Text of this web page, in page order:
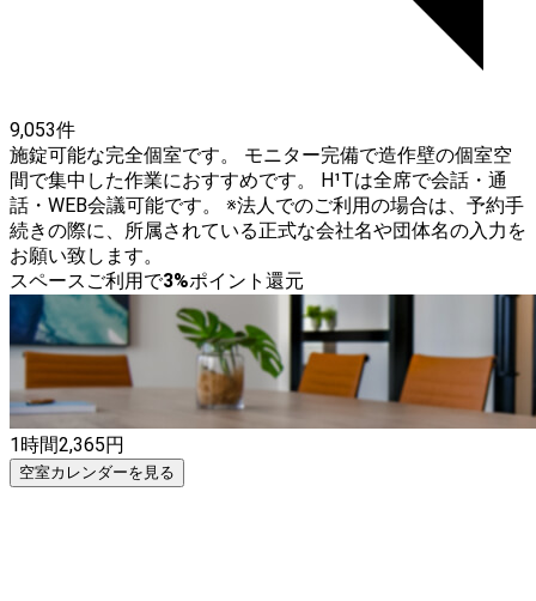
9,053件
施錠可能な完全個室です。 モニター完備で造作壁の個室空
間で集中した作業におすすめです。 H¹Tは全席で会話・通
話・WEB会議可能です。 ※法人でのご利用の場合は、予約手
続きの際に、所属されている正式な会社名や団体名の入力を
お願い致します。
スペースご利用で3%ポイント還元
1時間2,365円
空室カレンダーを見る